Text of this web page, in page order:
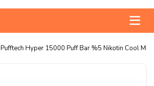
Pufftech Hyper 15000 Puff Bar %5 Nikotin Cool Mint